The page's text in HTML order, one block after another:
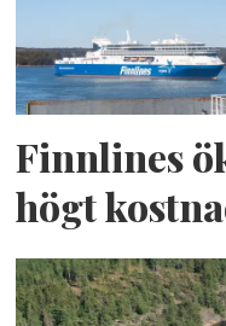
Finnlines
högt